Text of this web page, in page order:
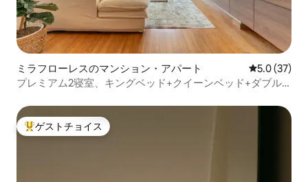
ミラフローレスのマンション・アパート レビュー37
5.0 (37)
プレミアム2寝室、キングベッド+クイーンベッド+ダブル
大好評のゲストチョイスです。
ゲストチョイス